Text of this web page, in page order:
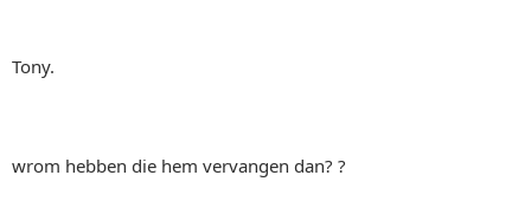
Tony.
wrom hebben die hem vervangen dan? ?